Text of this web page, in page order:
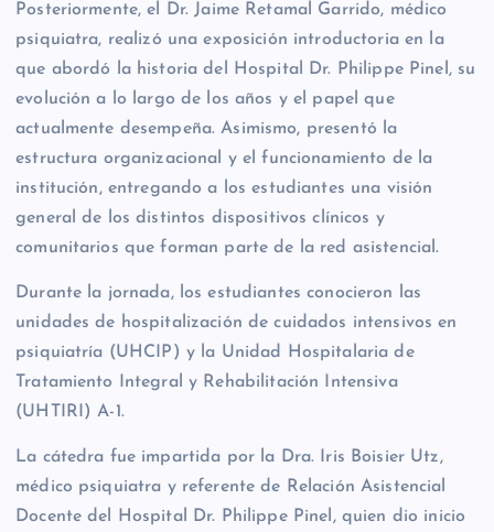
Posteriormente, el Dr. Jaime Retamal Garrido, médico
psiquiatra, realizó una exposición introductoria en la
que abordó la historia del Hospital Dr. Philippe Pinel, su
evolución a lo largo de los años y el papel que
actualmente desempeña. Asimismo, presentó la
estructura organizacional y el funcionamiento de la
institución, entregando a los estudiantes una visión
general de los distintos dispositivos clínicos y
comunitarios que forman parte de la red asistencial.
Durante la jornada, los estudiantes conocieron las
unidades de hospitalización de cuidados intensivos en
psiquiatría (UHCIP) y la Unidad Hospitalaria de
Tratamiento Integral y Rehabilitación Intensiva
(UHTIRI) A-1.
La cátedra fue impartida por la Dra. Iris Boisier Utz,
médico psiquiatra y referente de Relación Asistencial
Docente del Hospital Dr. Philippe Pinel, quien dio inicio